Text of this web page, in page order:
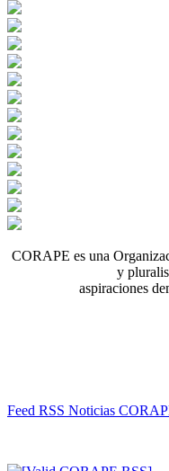
CORAPE es una
y
aspiraciones
Feed RSS Noticias